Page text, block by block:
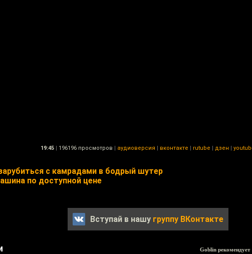
19:45 | 196196 просмотров | аудиоверсия | вконтакте | rutube | дзен |
с камрадами в бодрый шутер
по доступной цене
Вступай в нашу группу ВКонтакте
Goblin рекомендует